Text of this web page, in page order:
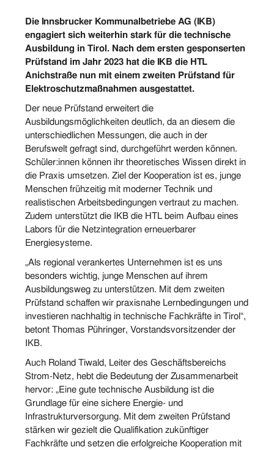
Die Innsbrucker Kommunalbetriebe AG (IKB)
engagiert sich weiterhin stark für die technische
Ausbildung in Tirol. Nach dem ersten gesponserten
Prüfstand im Jahr 2023 hat die IKB die HTL
Anichstraße nun mit einem zweiten Prüfstand für
Elektroschutzmaßnahmen ausgestattet.
Der neue Prüfstand erweitert die
Ausbildungsmöglichkeiten deutlich, da an diesem die
unterschiedlichen Messungen, die auch in der
Berufswelt gefragt sind, durchgeführt werden können.
Schüler:innen können ihr theoretisches Wissen direkt in
die Praxis umsetzen. Ziel der Kooperation ist es, junge
Menschen frühzeitig mit moderner Technik und
realistischen Arbeitsbedingungen vertraut zu machen.
Zudem unterstützt die IKB die HTL beim Aufbau eines
Labors für die Netzintegration erneuerbarer
Energiesysteme.
„Als regional verankertes Unternehmen ist es uns
besonders wichtig, junge Menschen auf ihrem
Ausbildungsweg zu unterstützen. Mit dem zweiten
Prüfstand schaffen wir praxisnahe Lernbedingungen und
investieren nachhaltig in technische Fachkräfte in Tirol“,
betont Thomas Pühringer, Vorstandsvorsitzender der
IKB.
Auch Roland Tiwald, Leiter des Geschäftsbereichs
Strom-Netz, hebt die Bedeutung der Zusammenarbeit
hervor: „Eine gute technische Ausbildung ist die
Grundlage für eine sichere Energie- und
Infrastrukturversorgung. Mit dem zweiten Prüfstand
stärken wir gezielt die Qualifikation zukünftiger
Fachkräfte und setzen die erfolgreiche Kooperation mit